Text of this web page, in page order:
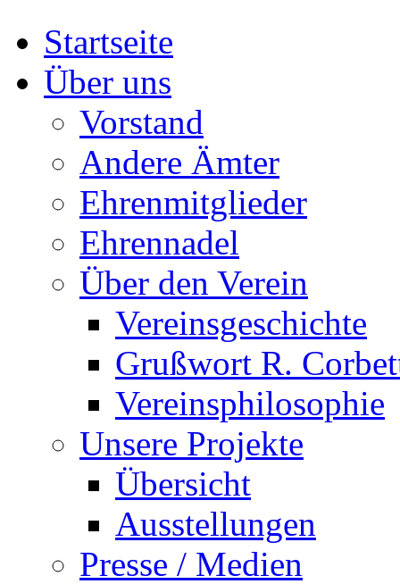
Startseite
Über uns
Vorstand
Andere Ämter
Ehrenmitglieder
Ehrennadel
Über den Verein
Vereinsgeschichte
Grußwort R.
Vereinsphilosophie
Unsere Projekte
Übersicht
Ausstellungen
Presse / Medien